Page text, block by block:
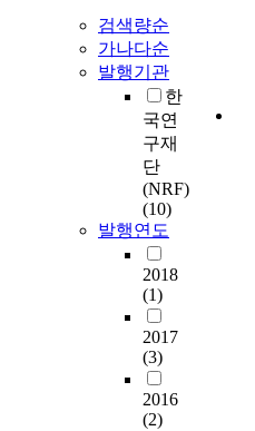
검색량순
가나다순
발행기관
한
국연
구재
단
(NRF)
(10)
발행연도
2018
(1)
2017
(3)
2016
(2)